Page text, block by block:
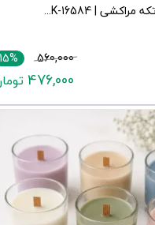
ست دکوری ۴تکه مراکشی | JCHK-16584
560,000
476,000